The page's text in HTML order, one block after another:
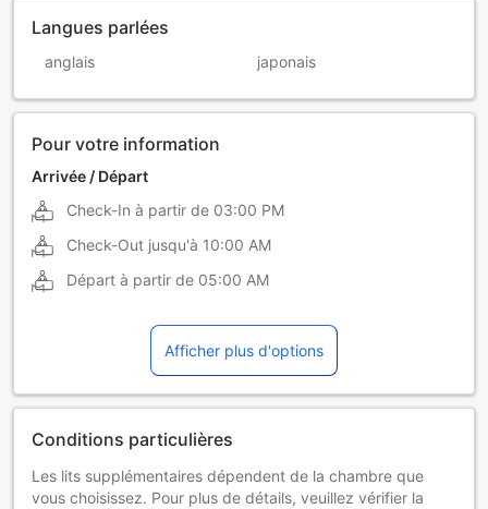
Langues parlées
anglais japonais
Pour votre information
Arrivée / Départ
Check-In à partir de 03:00 PM
Check-Out jusqu'à 10:00 AM
Départ à partir de 05:00 AM
Afficher plus d'options
Conditions particulières
Les lits supplémentaires dépendent de la chambre que
vous choisissez. Pour plus de détails, veuillez vérifier la